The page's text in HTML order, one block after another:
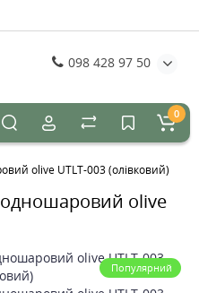
098 428 97 50
0
olive UTLT-003 (олівковий)
olive
Популярний